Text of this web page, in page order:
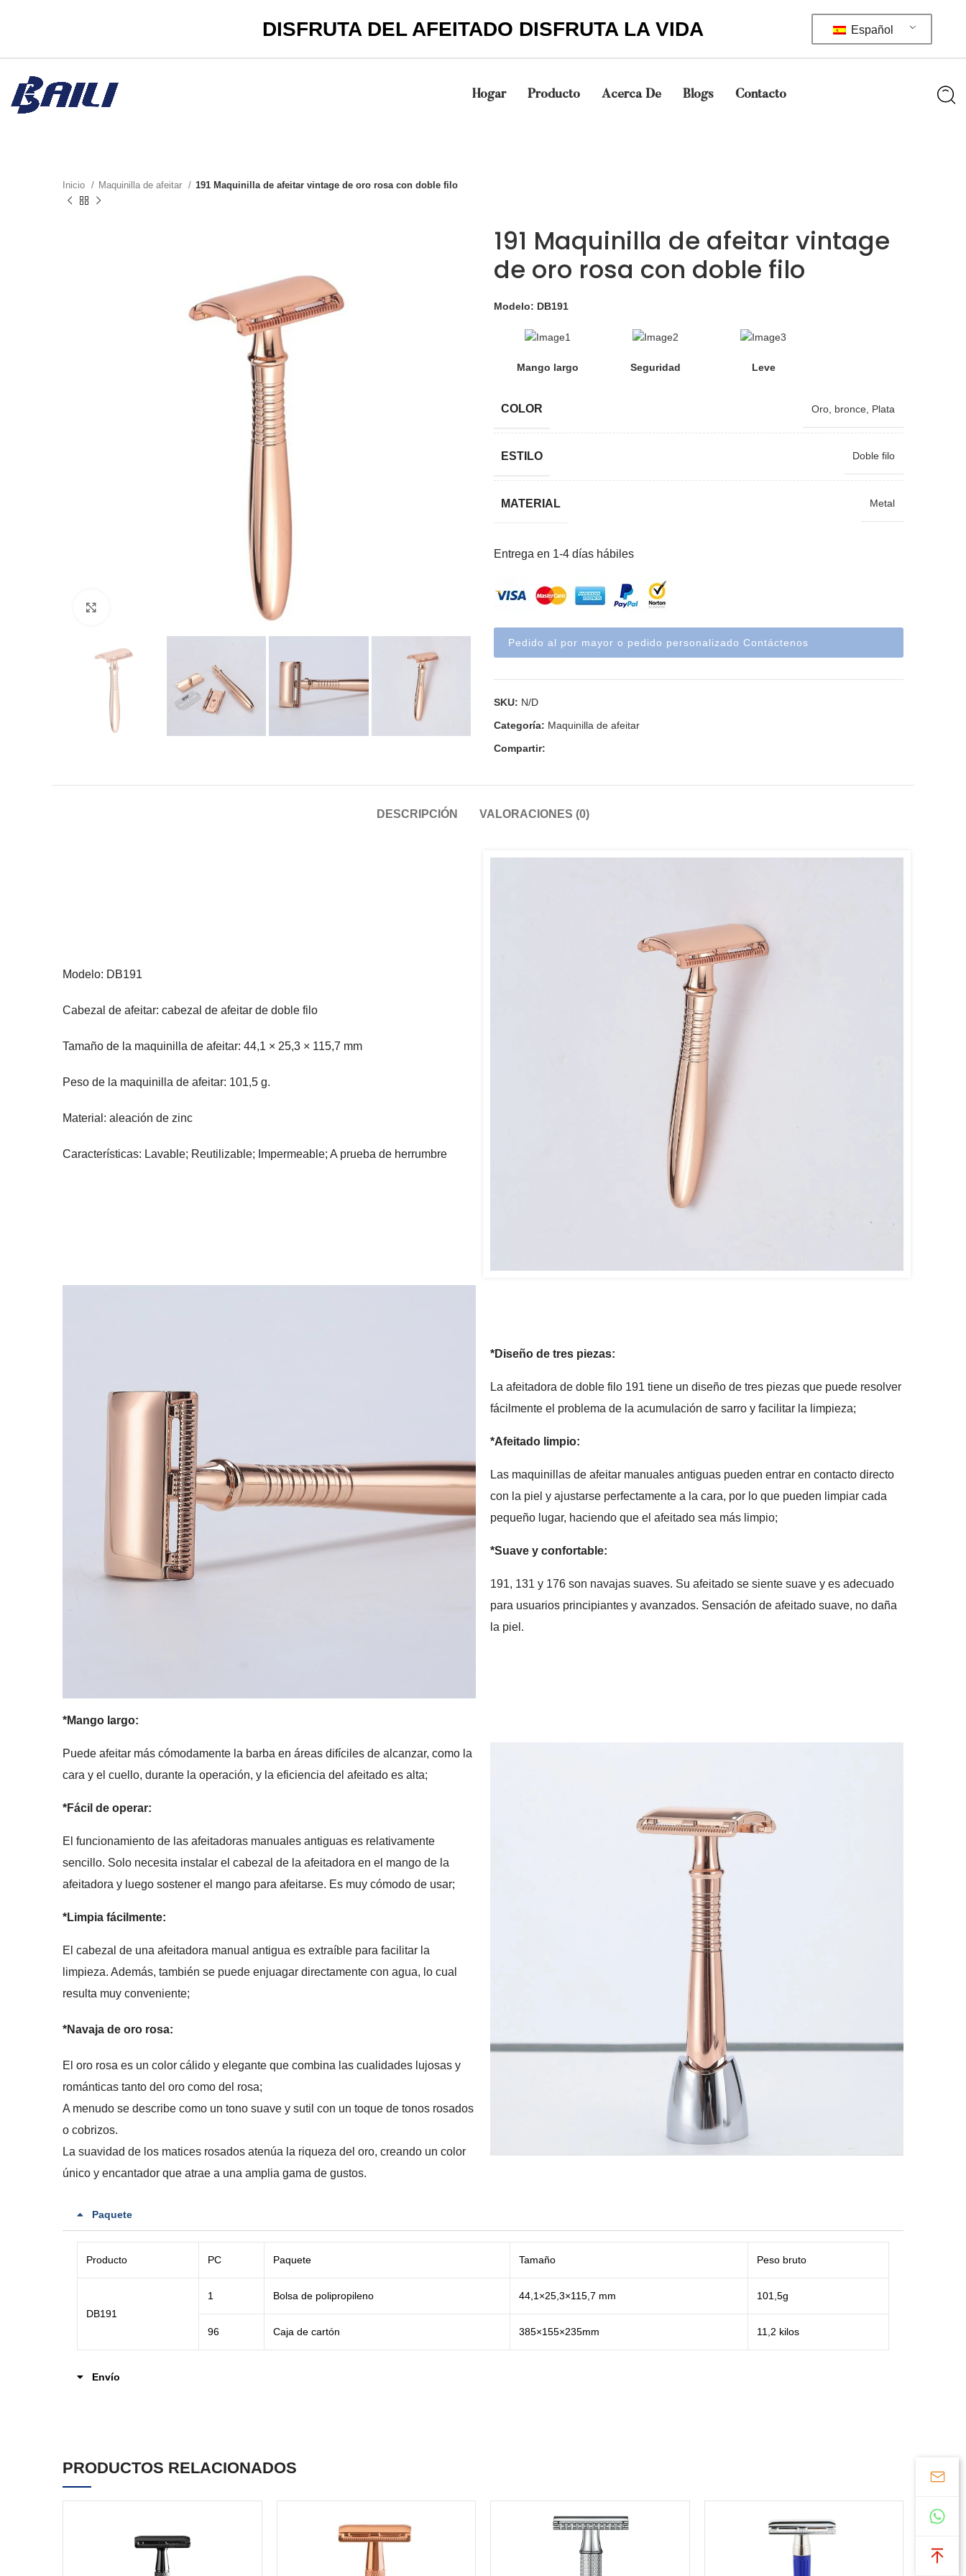
DISFRUTA DEL AFEITADO DISFRUTA LA VIDA Español
Hogar Producto Acerca De Blogs Contacto
Inicio Maquinilla de afeitar 191 Maquinilla de afeitar vintage de oro rosa con doble filo
191 Maquinilla de afeitar vintage
de oro rosa con doble filo
Modelo: DB191
Mango largo Seguridad Leve
COLOR Oro bronce Plata
ESTILO Doble filo
MATERIAL Metal
Entrega en 1-4 días hábiles
Pedido al por mayor o pedido personalizado Contáctenos
SKU: N/D
Categoría: Maquinilla de afeitar
Compartir:
DESCRIPCIÓN VALORACIONES (0)
Modelo: DB191
Cabezal de afeitar: cabezal de afeitar de doble filo
Tamaño de la maquinilla de afeitar: 44,1 × 25,3 × 115,7 mm
Peso de la maquinilla de afeitar: 101,5 g.
Material: aleación de zinc
Características: Lavable; Reutilizable; Impermeable; A prueba de herrumbre
*Diseño de tres piezas:
La afeitadora de doble filo 191 tiene un diseño de tres piezas que puede resolver
fácilmente el problema de la acumulación de sarro y facilitar la limpieza;
*Afeitado limpio:
Las maquinillas de afeitar manuales antiguas pueden entrar en contacto directo
con la piel y ajustarse perfectamente a la cara, por lo que pueden limpiar cada
pequeño lugar, haciendo que el afeitado sea más limpio;
*Suave y confortable:
191, 131 y 176 son navajas suaves. Su afeitado se siente suave y es adecuado
para usuarios principiantes y avanzados. Sensación de afeitado suave, no daña
la piel.
*Mango largo:
Puede afeitar más cómodamente la barba en áreas difíciles de alcanzar, como la
cara y el cuello, durante la operación, y la eficiencia del afeitado es alta;
*Fácil de operar:
El funcionamiento de las afeitadoras manuales antiguas es relativamente
sencillo. Solo necesita instalar el cabezal de la afeitadora en el mango de la
afeitadora y luego sostener el mango para afeitarse. Es muy cómodo de usar;
*Limpia fácilmente:
El cabezal de una afeitadora manual antigua es extraíble para facilitar la
limpieza. Además, también se puede enjuagar directamente con agua, lo cual
resulta muy conveniente;
*Navaja de oro rosa:
El oro rosa es un color cálido y elegante que combina las cualidades lujosas y
románticas tanto del oro como del rosa;
A menudo se describe como un tono suave y sutil con un toque de tonos rosados
o cobrizos.
La suavidad de los matices rosados atenúa la riqueza del oro, creando un color
único y encantador que atrae a una amplia gama de gustos.
Paquete
Producto PC Paquete Tamaño Peso bruto
DB191
1 Bolsa de polipropileno 44,1×25,3×115,7 mm 101,5g
96 Caja de cartón 385×155×235mm 11,2 kilos
Envío
PRODUCTOS RELACIONADOS